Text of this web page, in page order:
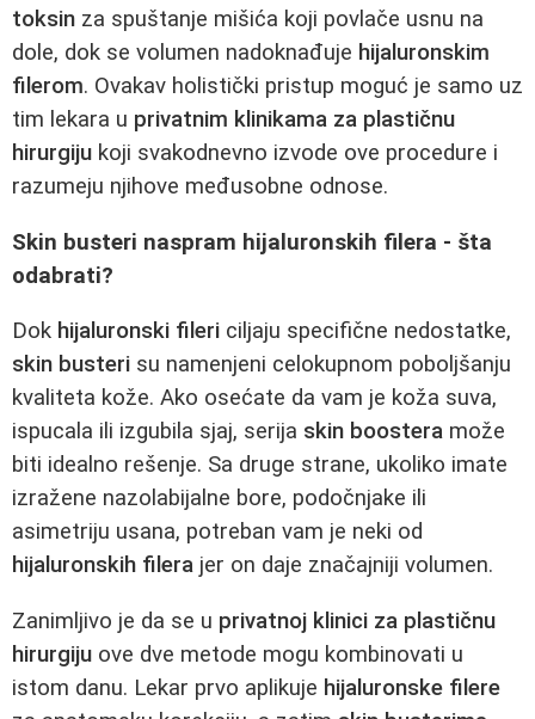
toksin za spuštanje mišića koji povlače usnu na
dole, dok se volumen nadoknađuje hijaluronskim
filerom. Ovakav holistički pristup moguć je samo uz
tim lekara u privatnim klinikama za plastičnu
hirurgiju koji svakodnevno izvode ove procedure i
razumeju njihove međusobne odnose.
Skin busteri naspram hijaluronskih filera - šta
odabrati?
Dok hijaluronski fileri ciljaju specifične nedostatke,
skin busteri su namenjeni celokupnom poboljšanju
kvaliteta kože. Ako osećate da vam je koža suva,
ispucala ili izgubila sjaj, serija skin boostera može
biti idealno rešenje. Sa druge strane, ukoliko imate
izražene nazolabijalne bore, podočnjake ili
asimetriju usana, potreban vam je neki od
hijaluronskih filera jer on daje značajniji volumen.
Zanimljivo je da se u privatnoj klinici za plastičnu
hirurgiju ove dve metode mogu kombinovati u
istom danu. Lekar prvo aplikuje hijaluronske filere